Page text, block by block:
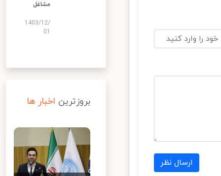
ارسال نظر
مشاغل
1403/12/
بروزترین اخبار ها